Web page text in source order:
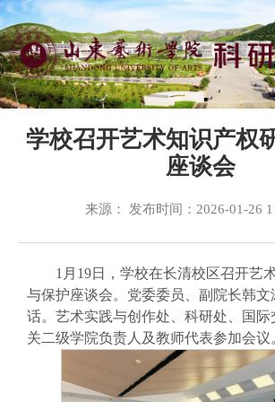
学校召开艺术知识产权
座谈会
来源： 发布时间：2026-01-26
1月19日，学校在长清校区召开艺
与保护座谈会。党委委员、副院长韩
话。艺术实践与创作处、科研处、国际
关二级学院负责人及教师代表参加会议